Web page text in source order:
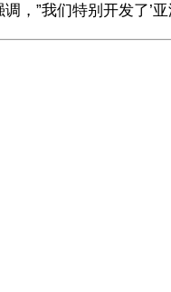
，”我们特别开发了’